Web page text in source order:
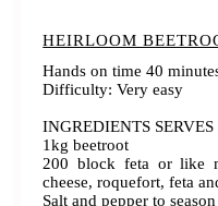
HEIRLOOM
Hands on time 40
Difficulty: Very easy
INGREDIENTS SERVES
1kg beetroot
200 block feta or like
cheese, roquefort, feta
Salt and pepper to season